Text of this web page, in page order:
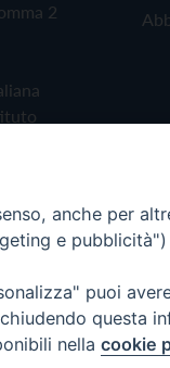
2
anche per
e
puoi
questa
nella cookie